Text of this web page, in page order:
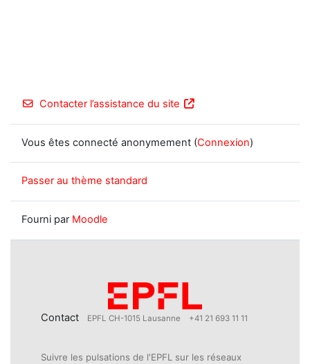
Contacter l’assistance du site
Vous êtes connecté anonymement (Connexion)
Passer au thème standard
Fourni par Moodle
Contact EPFL CH-1015 Lausanne +41 21 693 11 11
Suivre les pulsations de l'EPFL sur les réseaux